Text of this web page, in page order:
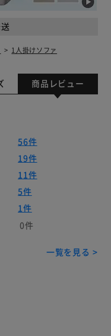
1人掛けソファ
商品レビュー
56件
19件
11件
5件
1件
0件
一覧を見る >